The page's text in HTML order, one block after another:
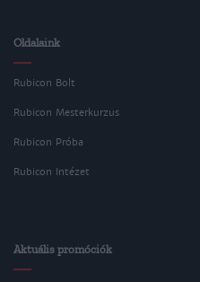
Oldalaink
Rubicon Bolt
Rubicon Mesterkurzus
Rubicon Próba
Rubicon Intézet
Aktuális promóciók